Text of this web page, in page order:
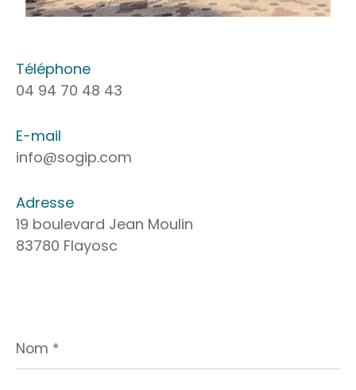
Téléphone
04 94 70 48 43
E-mail
info@sogip.com
Adresse
19 boulevard Jean Moulin
83780 Flayosc
*